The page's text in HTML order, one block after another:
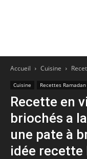
Accueil Cuisine
Cuisine Recettes
Recette en
briochés a
une pate à
idée recette